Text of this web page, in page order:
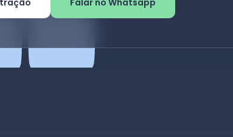
Falar no Whatsapp